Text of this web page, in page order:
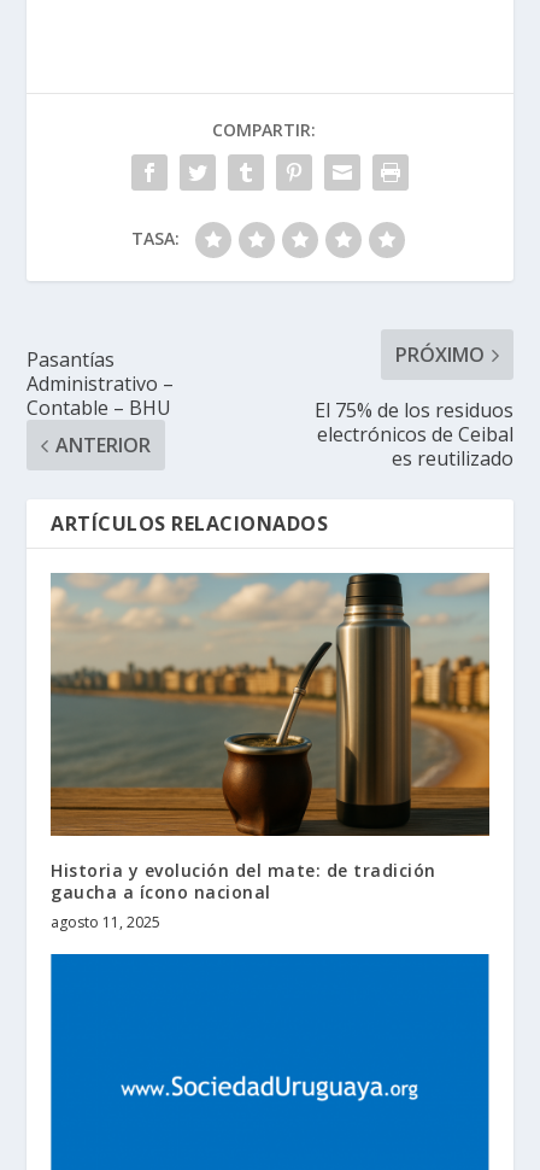
COMPARTIR:
TASA:
Pasantías
Administrativo –
Contable – BHU
ANTERIOR
PRÓXIMO
El 75% de los residuos
electrónicos de Ceibal
es reutilizado
ARTÍCULOS RELACIONADOS
Historia y evolución del mate: de tradición
gaucha a ícono nacional
agosto 11, 2025